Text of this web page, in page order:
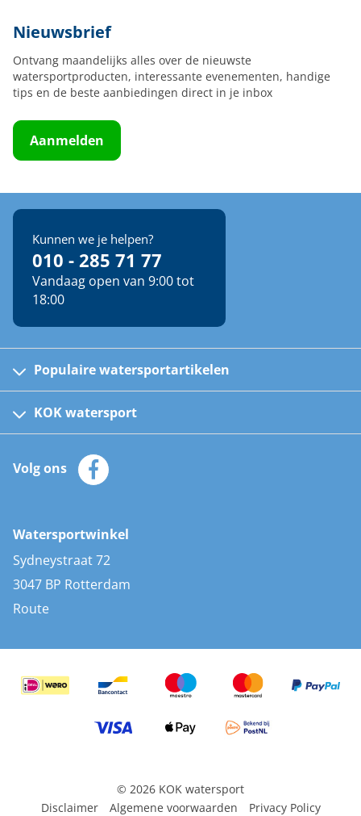
Nieuwsbrief
Ontvang maandelijks alles over de nieuwste
watersportproducten, interessante evenementen, handige
tips en de beste aanbiedingen direct in je inbox
Aanmelden
Kunnen we je helpen?
010 - 285 71 77
Vandaag open van 9:00 tot
18:00
Populaire watersportartikelen
Kinder reddingsvesten
Automatische reddingsvesten
Zeilkleding
Zonnepanelen
AIS transponders
Stootwillen en fenders
Bootkussens
Zwemtrappen
KOK watersport
Klantenservice
Merken
Volg ons
Watersportwinkel
Sydneystraat 72
3047 BP Rotterdam
Route
© 2026 KOK watersport
Disclaimer
Algemene voorwaarden Privacy Policy